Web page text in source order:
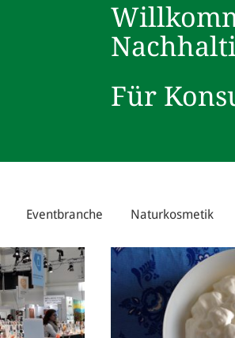
Für
Eventbranche Naturkosmetik